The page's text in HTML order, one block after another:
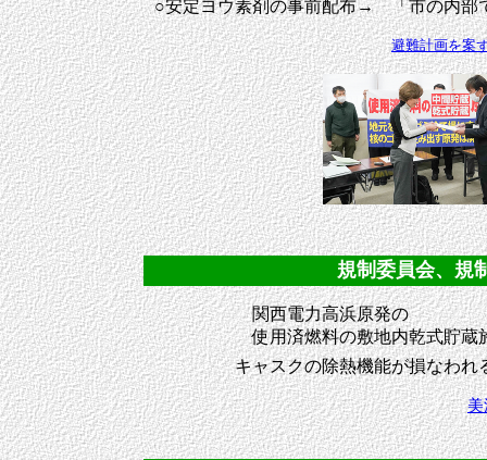
○安定ヨウ素剤の事前配布→ 「市の内部
避難計画を案
規制委員会、規
関西電力高浜原発の
使用済燃料の敷地内乾式貯蔵
キャスクの除熱機能が損なわれ
美